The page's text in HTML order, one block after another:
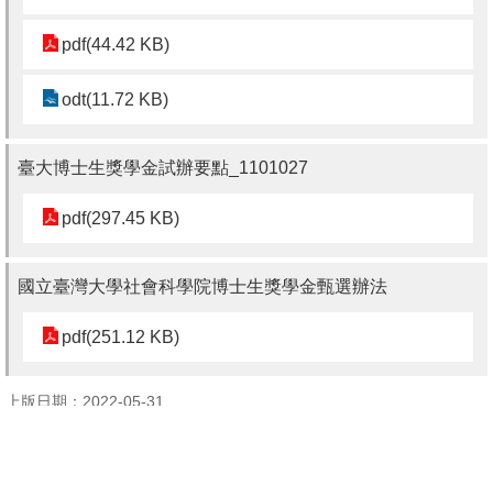
pdf(44.42 KB)
odt(11.72 KB)
臺大博士生獎學金試辦要點_1101027
pdf(297.45 KB)
國立臺灣大學社會科學院博士生獎學金甄選辦法
pdf(251.12 KB)
上版日期：2022-05-31